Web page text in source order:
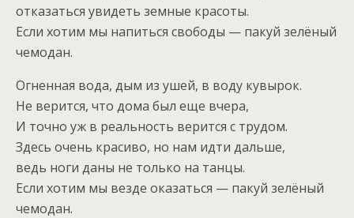
отказаться увидеть земные красоты.
Если хотим мы напиться свободы — пакуй зелёный
чемодан.
Огненная вода, дым из ушей, в воду кувырок.
Не верится, что дома был еще вчера,
И точно уж в реальность верится с трудом.
Здесь очень красиво, но нам идти дальше,
ведь ноги даны не только на танцы.
Если хотим мы везде оказаться — пакуй зелёный
чемодан.